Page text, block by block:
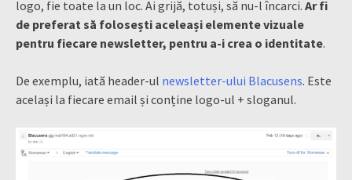
logo, fie toate la un loc. Ai grijă, totuși, să nu-l încarci. Ar fi
de preferat să folosești aceleași elemente vizuale
pentru fiecare newsletter, pentru a-i crea o identitate.
De exemplu, iată header-ul newsletter-ului Blacusens. Este
același la fiecare email și conține logo-ul + sloganul.